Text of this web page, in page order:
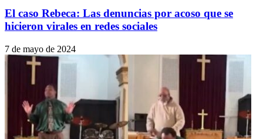
El caso Rebeca: Las denuncias por acoso que se
hicieron virales en redes sociales
7 de mayo de 2024